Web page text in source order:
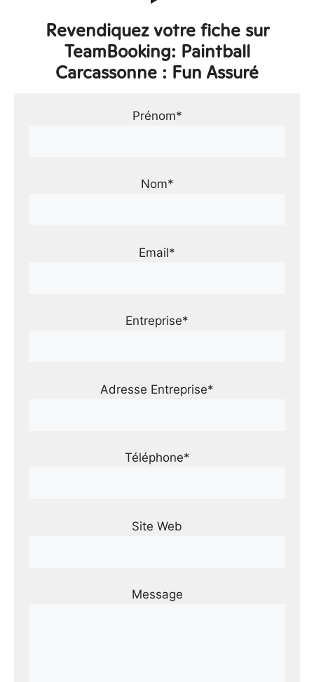
Revendiquez votre fiche sur
TeamBooking: Paintball
Carcassonne : Fun Assuré
Prénom*
Nom*
Email*
Entreprise*
Adresse Entreprise*
Téléphone*
Site Web
Message